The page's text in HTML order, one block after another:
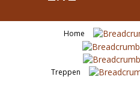
Home
Treppen